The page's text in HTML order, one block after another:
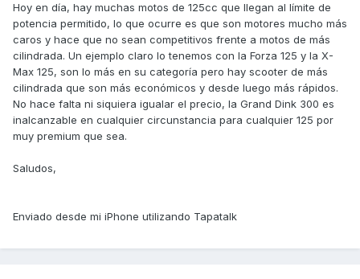
Hoy en día, hay muchas motos de 125cc que llegan al límite de
potencia permitido, lo que ocurre es que son motores mucho más
caros y hace que no sean competitivos frente a motos de más
cilindrada. Un ejemplo claro lo tenemos con la Forza 125 y la X-
Max 125, son lo más en su categoría pero hay scooter de más
cilindrada que son más económicos y desde luego más rápidos.
No hace falta ni siquiera igualar el precio, la Grand Dink 300 es
inalcanzable en cualquier circunstancia para cualquier 125 por
muy premium que sea.
Saludos,
Enviado desde mi iPhone utilizando Tapatalk